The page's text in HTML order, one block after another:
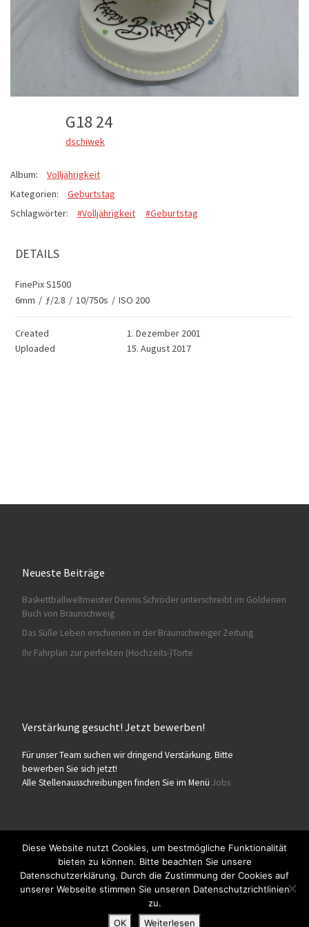
G18 24
dschiwek
Album:
Volljährigkeit
Kategorien:
Geburtstag
Schlagwörter:
#Volljährigkeit #Geburtstag
DETAILS
FinePix S1500
6mm / ƒ/2.8 / 10/750s / ISO 200
Created
1. Dezember 2001
Uploaded
15. August 2017
Neueste Beiträge
Baskettballweltmeister Dennis Schröder unterschreibt im Goldenen
Buch von Braunschweig
Das Süße Leben erschienen in der Braunschweiger Zeitung
Ihr Fahrplan zur perfekten (Hochzeits-)Torte
Verstärkung gesucht! Jetzt bewerben!
Für unser Team suchen wir dringend Verstärkung. Bitte
bewerben Sie sich jetzt!
Alle Stellenausschreibungen finden Sie im Menü Jobs
© 2026Konditorei Süßes Leben– Alle Rechte vorbehalten
Präsentiert von WP – Entworfen mit demCustomizr-Theme
Diese Website nutzt Cookies, um bestmögliche Funktionalität
bieten zu können. Bitte beachten Sie unsere
Datenschutzerklärung. Durch die Zustimmung der Cookies auf
unserer Webseite stimmen Sie unseren Datenschutzrichtlinien
zu.
OK
Weiterlesen